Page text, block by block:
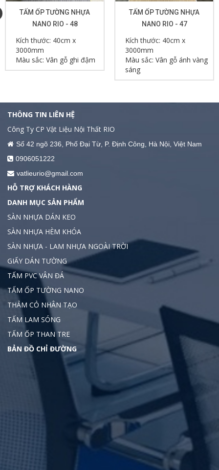
TẤM ỐP TƯỜNG NHỰA
NANO RIO - 48
Kích thước: 40cm x
3000mm
Màu sắc: Vân gỗ ghi đậm
TẤM ỐP TƯỜNG NHỰA
NANO RIO - 47
Kích thước: 40cm x
3000mm
Màu sắc: Vân gỗ ánh vàng
sáng
THÔNG TIN LIÊN HỆ
Công Ty CP Vật Liệu Nội Thất RIO
Số 42 ngõ 236, Phố Đại Từ, P. Định Công, Hà Nội, Việt Nam
0906051222
vatlieurio@gmail.com
HỖ TRỢ KHÁCH HÀNG
DANH MỤC SẢN PHẨM
SÀN NHỰA DÁN KEO
SÀN NHỰA HÈM KHÓA
SÀN NHỰA - LAM NHỰA NGOÀI TRỜI
GIẤY DÁN TƯỜNG
TẤM PVC VÂN ĐÁ
TẤM ỐP TƯỜNG NANO
THẢM CỎ NHÂN TẠO
TẤM LAM SÓNG
TẤM ỐP THAN TRE
BẢN ĐỒ CHỈ ĐƯỜNG